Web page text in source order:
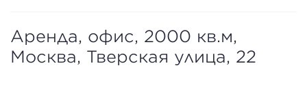
Аренда, офис, 2000 кв.м,
Москва, Тверская улица, 22